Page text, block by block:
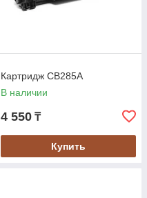
Картридж CB285A
В наличии
4 550 ₸
Купить